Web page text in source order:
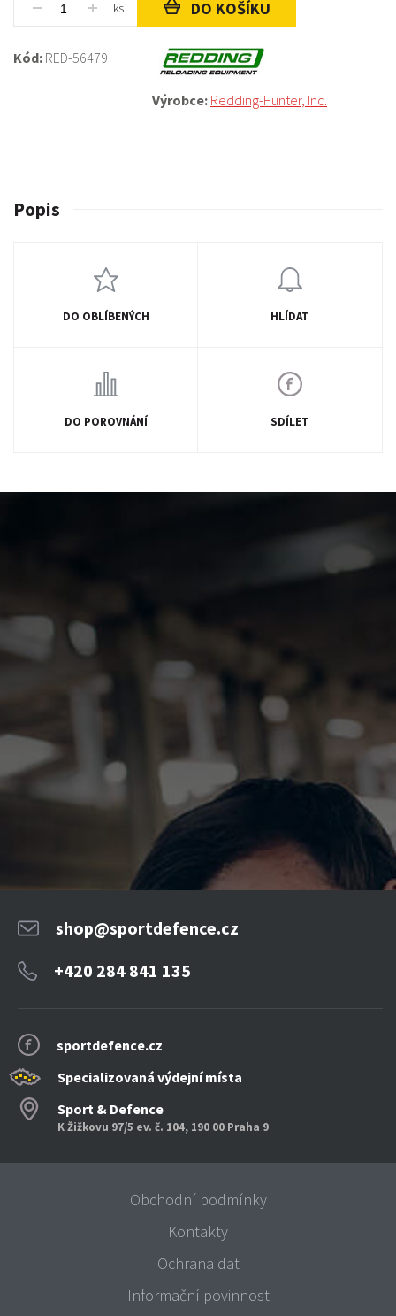
Kód: RED-56479
Výrobce: Redding-Hunter, Inc.
ks DO KOŠÍKU
Popis
DO OBLÍBENÝCH HLÍDAT
DO POROVNÁNÍ SDÍLET
sportdefence.cz
Specializovaná výdejní místa
Sport & Defence
K Žižkovu 97/5 ev. č. 104, 190 00 Praha 9
shop@sportdefence.cz
+420 284 841 135
Obchodní podmínky
Kontakty
Ochrana dat
Informační povinnost